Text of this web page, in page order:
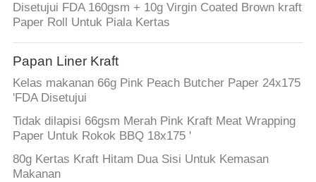
KASUS
SITEMAP
PRIVACY
POLICY
Disetujui FDA 160gsm + 10g Virgin Coated Brown kraft
Paper Roll Untuk Piala Kertas
Papan Liner Kraft
Kelas makanan 66g Pink Peach Butcher Paper 24x175
'FDA Disetujui
Tidak dilapisi 66gsm Merah Pink Kraft Meat Wrapping
Paper Untuk Rokok BBQ 18x175 '
80g Kertas Kraft Hitam Dua Sisi Untuk Kemasan
Makanan